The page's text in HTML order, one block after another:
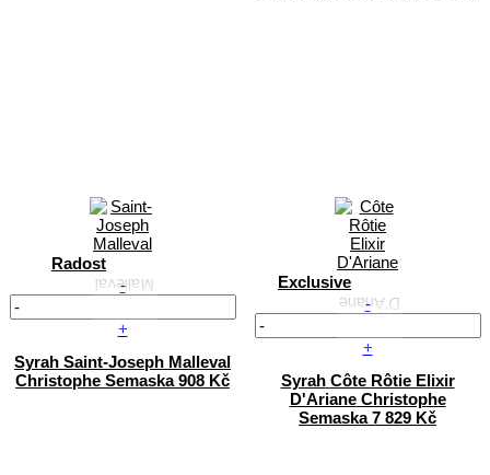
Radost
-
+
Syrah Saint-Joseph Malleval
Christophe Semaska 908 Kč
Exclusive
-
+
Syrah Côte Rôtie Elixir
D'Ariane Christophe
Semaska 7 829 Kč